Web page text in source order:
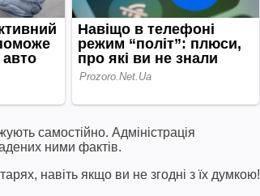
самостійно. Адміністрація
ними фактів.
навіть якщо ви не згодні з їх думкою!